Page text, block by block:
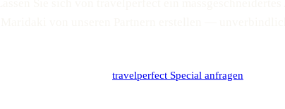
travelperfect Special anfragen